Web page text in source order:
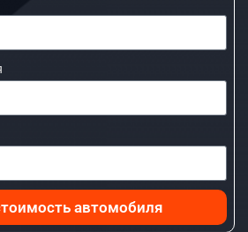
автомобиля